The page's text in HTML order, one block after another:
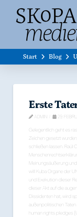
Start Blog
Erste
ADMIN 29.
Gelegentlich geht es
Zeichen gesetzt
schließen lassen. Raúl
Meinungsäußerung
will Kuba Organe der
und Exekution dieser
dieser Akt auf die
Dissidenten hat, wird
außenpolitischen
human rights pledges